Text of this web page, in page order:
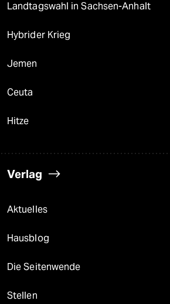
Landtagswahl in Sachsen-Anhalt
Hybrider Krieg
Jemen
Ceuta
Hitze
Verlag
Aktuelles
Hausblog
Die Seitenwende
Stellen